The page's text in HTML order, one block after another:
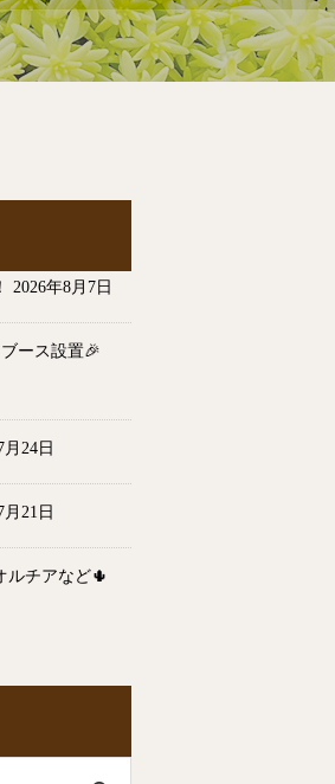
2026年8月7日
ース設置🎉
月24日
月21日
ルチアなど🌵